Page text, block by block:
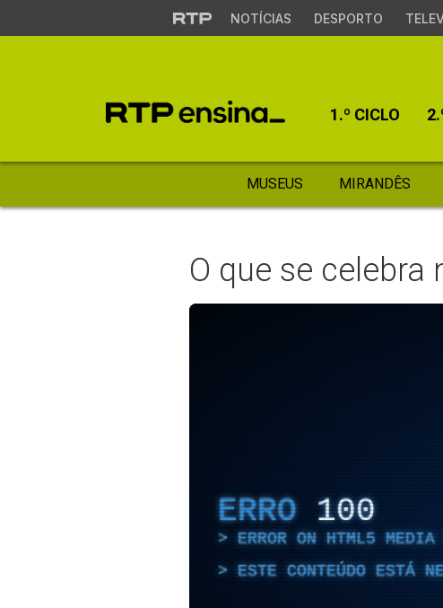
NOTÍCIAS DESPORTO
1.º CICLO
MUSEUS MIRANDÊS
O que se celebra
ERRO 100
ERROR ON HTML5 MEDIA
ESTE CONTEÚDO ESTÁ